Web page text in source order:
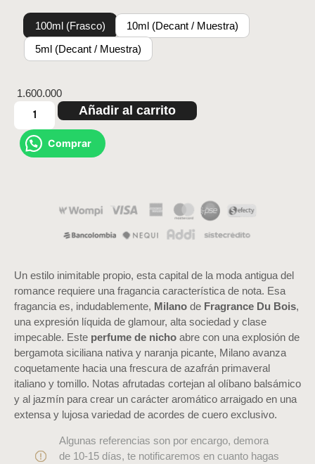
100ml (Frasco)
10ml (Decant / Muestra)
5ml (Decant / Muestra)
1.600.000
Añadir al carrito
Comprar
Un estilo inimitable propio, esta capital de la moda antigua del
romance requiere una fragancia característica de nota. Esa
fragancia es, indudablemente, Milano de Fragrance Du Bois,
una expresión líquida de glamour, alta sociedad y clase
impecable. Este perfume de nicho abre con una explosión de
bergamota siciliana nativa y naranja picante, Milano avanza
coquetamente hacia una frescura de azafrán primaveral
italiano y tomillo. Notas afrutadas cortejan al olíbano balsámico
y al jazmín para crear un carácter aromático arraigado en una
extensa y lujosa variedad de acordes de cuero exclusivo.
Algunas referencias son por encargo, demora
de 10-15 días, te notificaremos en cuanto hagas